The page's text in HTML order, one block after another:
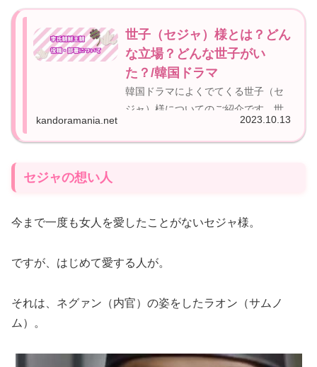
世子（セジャ）様とは？どん
な立場？どんな世子がい
た？/韓国ドラマ
韓国ドラマによくでてくる世子（セ
ジャ）様についてのご紹介です。世
子って書いてせじゃって読みにくい
ですよねｗせしゃ？せし？せこ？な
ャ）様って一体どういう立...
kandoramania.net 2023.10.13
セジャの想い人
今まで一度も女人を愛したことがないセジャ様。
ですが、はじめて愛する人が。
それは、ネグァン（内官）の姿をしたラオン（サムノ
ム）。